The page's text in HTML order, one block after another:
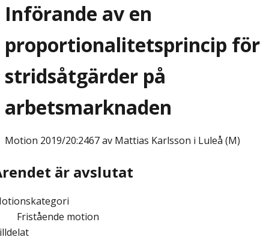
Införande av en
proportionalitetsprincip för
stridsåtgärder på
arbetsmarknaden
Motion 2019/20:2467 av Mattias Karlsson i Luleå (M)
är avslutat
Fristående motion